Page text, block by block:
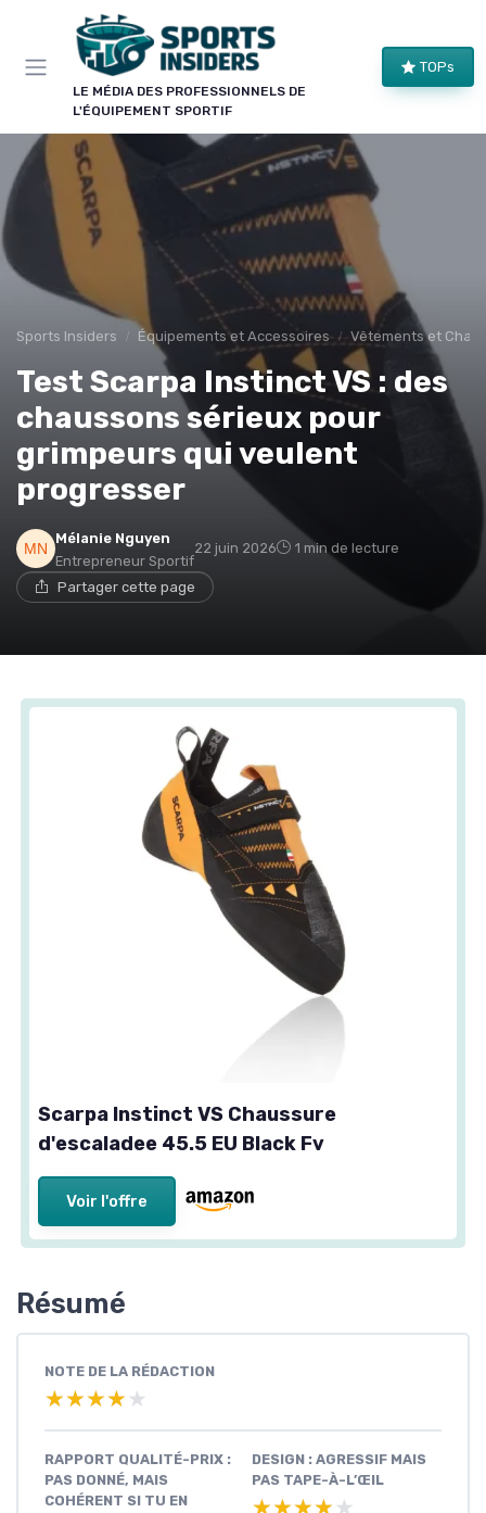
LE MÉDIA DES PROFESSIONNELS DE
L'ÉQUIPEMENT SPORTIF
TOPs
Sports Insiders Équipements et Accessoires Vêtements et
Test Scarpa Instinct VS : des
chaussons sérieux pour
grimpeurs qui veulent
progresser
Mélanie Nguyen
Entrepreneur Sportif
22 juin 2026 1 min de lecture
Partager cette page
Scarpa Instinct VS Chaussure
d'escaladee 45.5 EU Black Fv
Voir l'offre
Résumé
NOTE DE LA RÉDACTION
★★★★★
★★★★★
RAPPORT QUALITÉ-PRIX :
PAS DONNÉ, MAIS
COHÉRENT SI TU EN
DESIGN : AGRESSIF MAIS
PAS TAPE-À-L’ŒIL
★★★★★
★★★★★
Panneau de gestion des cookies